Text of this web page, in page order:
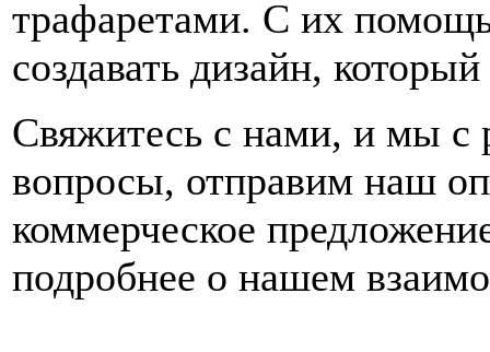
трафаретами. С их
создавать дизайн,
Свяжитесь с нами, и мы с
вопросы, отправим наш
коммерческое
подробнее о нашем